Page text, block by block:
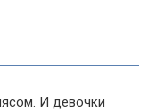
И девочки